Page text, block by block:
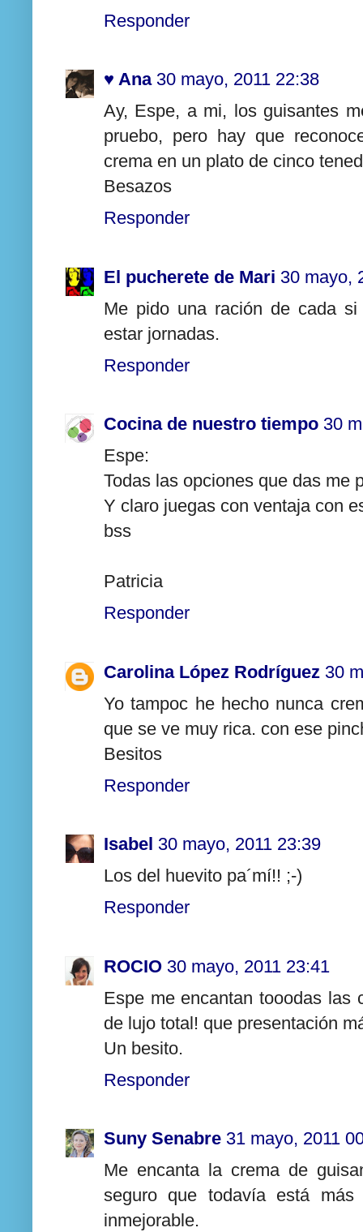
Responder
♥ Ana 30 mayo, 2011 22:38
Ay, Espe, a mi, los guisantes
pruebo, pero hay que
crema en un plato de cinco
Besazos
Responder
El pucherete de Mari 30 mayo,
Me pido una ración de cada
estar jornadas.
Responder
Cocina de nuestro tiempo 30
Espe:
Todas las opciones que das me
Y claro juegas con ventaja con
bss
Patricia
Responder
Carolina López Rodríguez 30
Yo tampoc he hecho nunca
que se ve muy rica. con ese
Besitos
Responder
Isabel 30 mayo, 2011 23:39
Los del huevito pa´mí!! ;-)
Responder
ROCIO 30 mayo, 2011 23:41
Espe me encantan tooodas las
de lujo total! que presentación
Un besito.
Responder
Suny Senabre 31 mayo, 2011
Me encanta la crema de
seguro que todavía está
inmejorable.